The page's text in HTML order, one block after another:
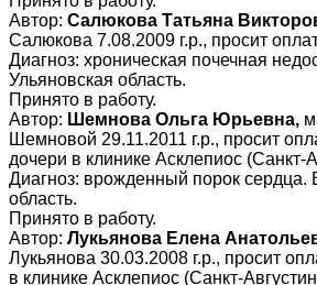
Автор: Салюкова Татьяна
Салюкова 7.08.2009 г.р., просит
Диагноз: хроническая почечная
Ульяновская область.
Принято в работу.
Автор: Шемнова Ольга Юрьевна,
Шемновой 29.11.2011 г.р., просит
дочери в клинике Асклепиос (Санкт-
Диагноз: врожденный порок сердца.
область.
Принято в работу.
Автор: Лукьянова Елена
Лукьянова 30.03.2008 г.р., просит
в клинике Асклепиос (Санкт-